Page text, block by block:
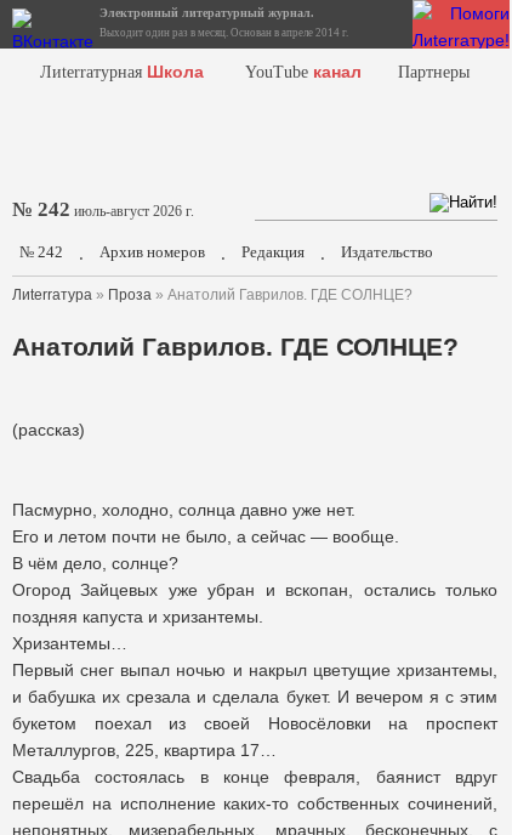
Электронный литературный журнал.
Выходит один раз в месяц. Основан в апреле 2014 г.
Лиterraтурная Школа YouTube канал Партнеры
№ 242 июль-август 2026 г.
№ 242 . Архив номеров . Редакция . Издательство
Лиterraтура » Проза » Анатолий Гаврилов. ГДЕ СОЛНЦЕ?
Анатолий Гаврилов. ГДЕ СОЛНЦЕ?
(рассказ)
Пасмурно, холодно, солнца давно уже нет.
Его и летом почти не было, а сейчас — вообще.
В чём дело, солнце?
Огород Зайцевых уже убран и вскопан, остались только
поздняя капуста и хризантемы.
Хризантемы…
Первый снег выпал ночью и накрыл цветущие хризантемы,
и бабушка их срезала и сделала букет. И вечером я с этим
букетом поехал из своей Новосёловки на проспект
Металлургов, 225, квартира 17…
Свадьба состоялась в конце февраля, баянист вдруг
перешёл на исполнение каких-то собственных сочинений,
непонятных, мизерабельных, мрачных, бесконечных, с